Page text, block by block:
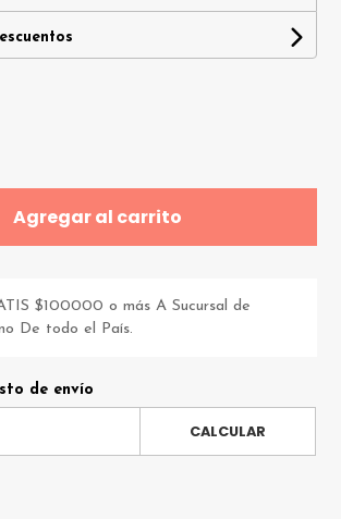
Agregar al carrito
$100000 o más A Sucursal de
De todo el País.
de envío
CALCULAR